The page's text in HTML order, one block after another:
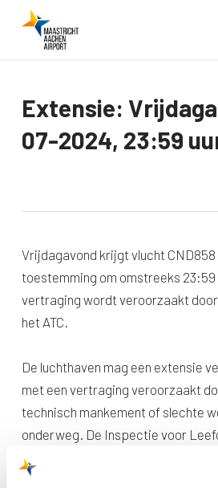
Extensie:
07-2024, 23:59
Vrijdagavond krijgt vlucht CND858
toestemming om omstreeks 23:59
vertraging wordt veroorzaakt
het ATC.
De luchthaven mag een extensie
met een vertraging veroorzaakt
technisch mankement of slechte
onderweg. De Inspectie voor
Transport (ILenT) houdt hier
Een slot is de tijdperiode waarin